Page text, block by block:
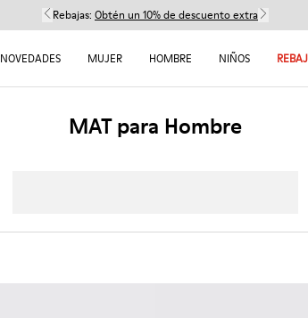
Rebajas: Obtén un 10% de descuento extra
NOVEDADES MUJER HOMBRE NIÑOS
MAT para Hombre